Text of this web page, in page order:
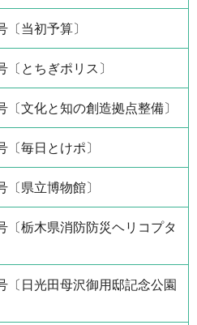
〔当初予算〕
〔とちぎポリス〕
〔文化と知の創造拠点整備〕
〔毎日とけポ〕
〔県立博物館〕
〔栃木県消防防災ヘリコプタ
〔日光田母沢御用邸記念公園